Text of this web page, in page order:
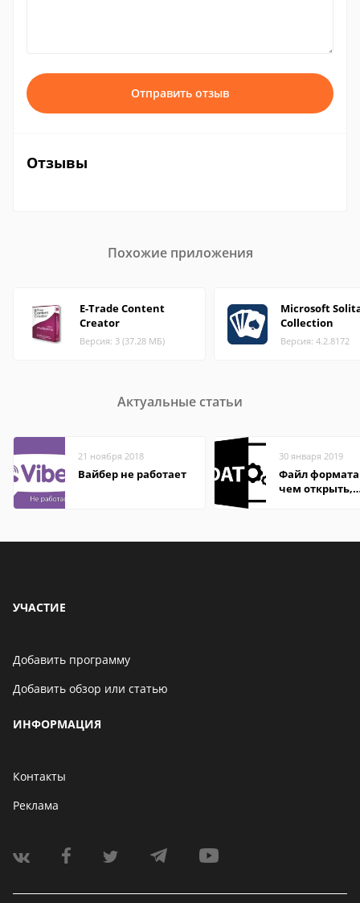
Отправить отзыв
Отзывы
Похожие приложения
E-Trade Content
Creator
Версия: 3 (37.28 МБ)
Microsoft
Collection
Версия: 4.2.8172
Актуальные статьи
21 ноября 2018
Вайбер не работает
30 января 2019
Файл формата
чем открыть,
УЧАСТИЕ
Добавить программу
Добавить обзор или статью
ИНФОРМАЦИЯ
Контакты
Реклама